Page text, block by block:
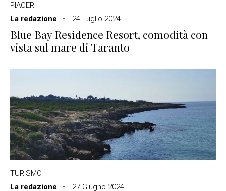
PIACERI
La redazione
24 Luglio 2024
Blue Bay Residence Resort, comodità con
vista sul mare di Taranto
TURISMO
La redazione
27 Giugno 2024